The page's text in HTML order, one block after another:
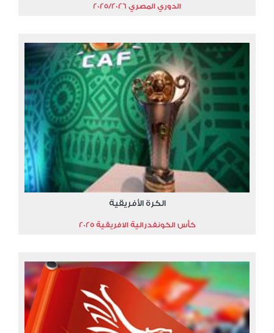
الدوري المصري 2025/2026
الكرة الأفريقية
كأس الكونفدرالية الافريقية 2025